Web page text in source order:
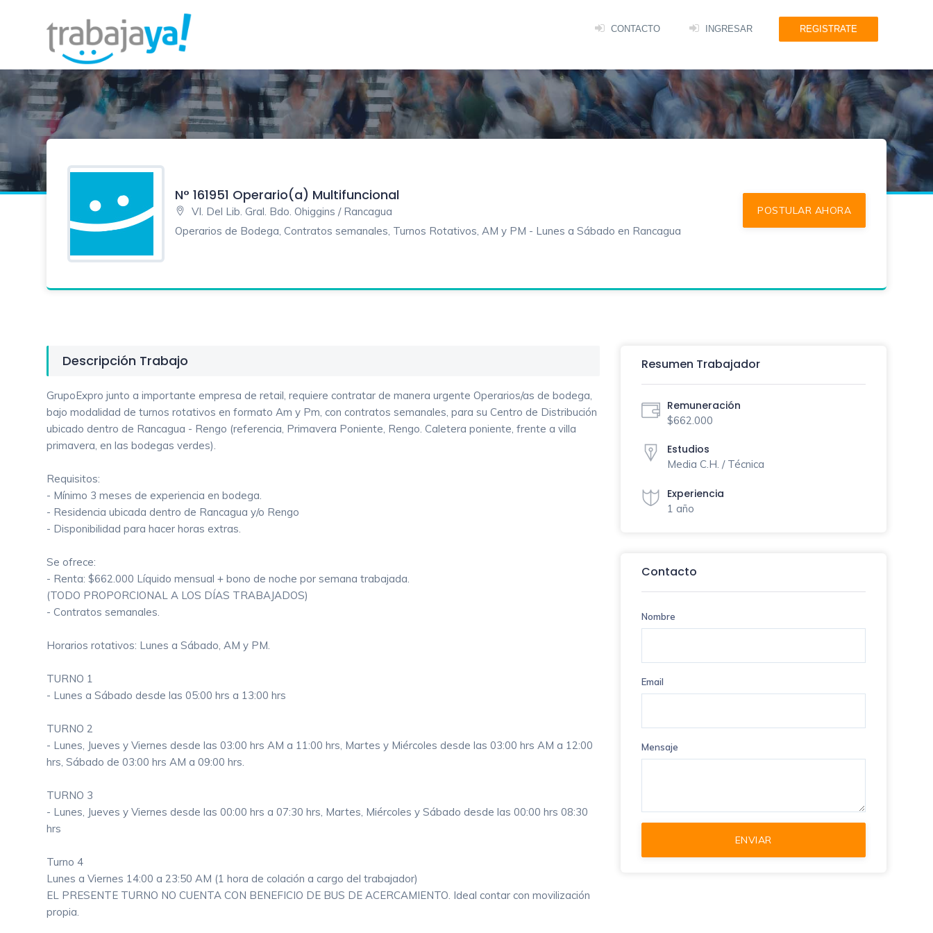
CONTACTO INGRESAR REGISTRATE
N° 161951 Operario(a) Multifuncional
VI. Del Lib. Gral. Bdo. Ohiggins / Rancagua
Operarios de Bodega, Contratos semanales, Turnos Rotativos, AM y PM - Lunes a Sábado en Rancagua
Descripción Trabajo
GrupoExpro junto a importante empresa de retail, requiere contratar de manera urgente Operarios/as de bodega,
bajo modalidad de turnos rotativos en formato Am y Pm, con contratos semanales, para su Centro de Distribución
ubicado dentro de Rancagua - Rengo (referencia, Primavera Poniente, Rengo. Caletera poniente, frente a villa
primavera, en las bodegas verdes).
Requisitos:
- Mínimo 3 meses de experiencia en bodega.
- Residencia ubicada dentro de Rancagua y/o Rengo
- Disponibilidad para hacer horas extras.
Se ofrece:
- Renta: $662.000 Líquido mensual + bono de noche por semana trabajada.
(TODO PROPORCIONAL A LOS DÍAS TRABAJADOS)
- Contratos semanales.
Horarios rotativos: Lunes a Sábado, AM y PM.
TURNO 1
- Lunes a Sábado desde las 05:00 hrs a 13:00 hrs
TURNO 2
- Lunes, Jueves y Viernes desde las 03:00 hrs AM a 11:00 hrs, Martes y Miércoles desde las 03:00 hrs AM a 12:00
hrs, Sábado de 03:00 hrs AM a 09:00 hrs.
TURNO 3
- Lunes, Jueves y Viernes desde las 00:00 hrs a 07:30 hrs, Martes, Miércoles y Sábado desde las 00:00 hrs 08:30
hrs
Turno 4
Lunes a Viernes 14:00 a 23:50 AM (1 hora de colación a cargo del trabajador)
EL PRESENTE TURNO NO CUENTA CON BENEFICIO DE BUS DE ACERCAMIENTO. Ideal contar con movilización
propia.
Resumen Trabajador
Remuneración
$662.000
Estudios
Media C.H. / Técnica
Experiencia
1 año
Contacto
Nombre
Email
Mensaje